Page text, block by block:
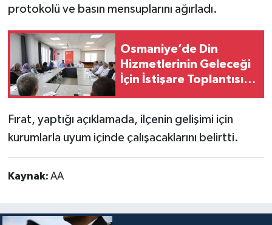
protokolü ve basın mensuplarını ağırladı.
Osmaniye’de Din
Hizmetlerinin Geleceği
İçin İstişare Toplantısı
Fırat, yaptığı açıklamada, ilçenin gelişimi için
kurumlarla uyum içinde çalışacaklarını belirtti.
Kaynak: AA